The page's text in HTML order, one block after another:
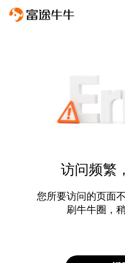
访问频繁
您所要访问的页面
刷牛牛圈，